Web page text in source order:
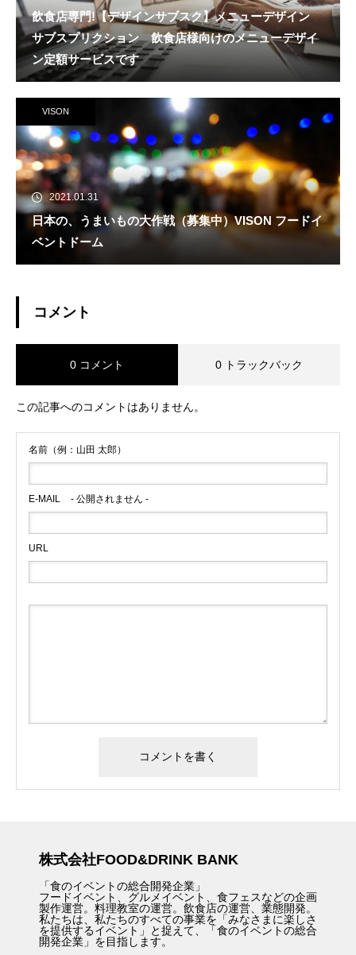
飲食店専門!【デザインサブスク】メニューデザイン
サブスプリクション 飲食店様向けのメニューデザイ
ン定額サービスです
VISON
2021.01.31
日本の、うまいもの大作戦（募集中）VISON フードイ
ベントドーム
コメント
0 コメント 0 トラックバック
この記事へのコメントはありません。
名前（例：山田 太郎）
E-MAIL - 公開されません -
URL
株式会社FOOD&DRINK BANK
「食のイベントの総合開発企業」
フードイベント、グルメイベント、食フェスなどの企画
製作運営。料理教室の運営。飲食店の運営、業態開発。
私たちは、私たちのすべての事業を「みなさまに楽しさ
を提供するイベント」と捉えて、「食のイベントの総合
開発企業」を目指します。